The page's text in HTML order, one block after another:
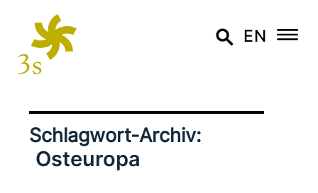
EN
Schlagwort-Archiv:
Osteuropa